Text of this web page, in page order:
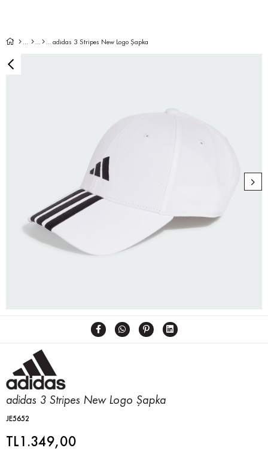
adidas 3 Stripes New Logo Şapka
adidas 3 Stripes New Logo Şapka
JE5652
TL1.349,00